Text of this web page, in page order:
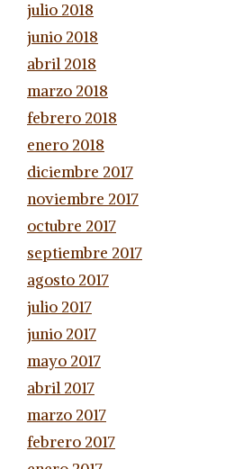
julio 2018
junio 2018
abril 2018
marzo 2018
febrero 2018
enero 2018
diciembre 2017
noviembre 2017
octubre 2017
septiembre 2017
agosto 2017
julio 2017
junio 2017
mayo 2017
abril 2017
marzo 2017
febrero 2017